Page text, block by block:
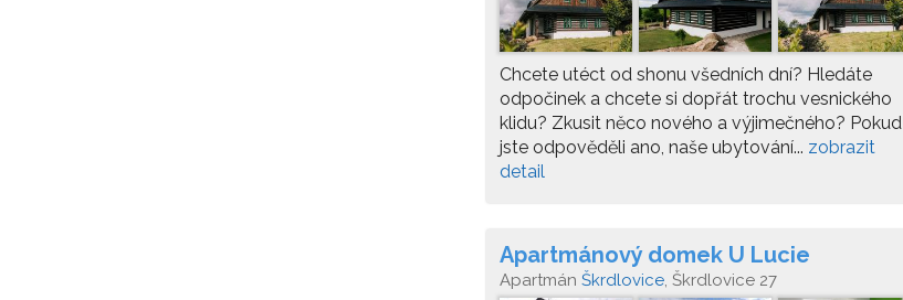
Chcete utéct od shonu všedních dní? Hledáte
odpočinek a chcete si dopřát trochu vesnického
klidu? Zkusit něco nového a výjimečného? Pokud
jste odpověděli ano, naše ubytování... zobrazit
detail
Apartmánový domek U Lucie
Apartmán Škrdlovice, Škrdlovice 27